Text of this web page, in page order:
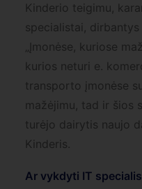
Kinderio teigimu,
specialistai,
„Įmonėse, kuriose
kurios neturi e.
transporto įmonėse
mažėjimu, tad ir šios
turėjo dairytis naujo
Kinderis.
Ar vykdyti IT